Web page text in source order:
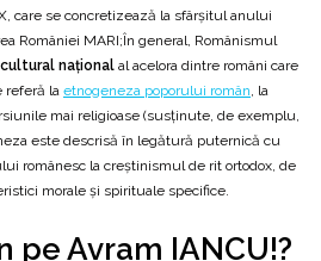
care se concretizează la sfârșitul anului
României MARI;În general, Românismul
național al acelora dintre români care
referă la etnogeneza poporului român , la
mai religioase (susținute, de exemplu,
este descrisă în legătură puternică cu
românesc la creștinismul de rit ortodox, de
morale și spirituale specifice.
pe Avram IANCU!?